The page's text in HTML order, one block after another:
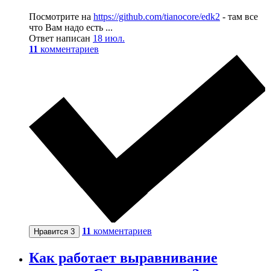
Посмотрите на https://github.com/tianocore/edk2 - там все
что Вам надо есть ...
Ответ написан 18 июл.
11 комментариев
Нравится 3 11 комментариев
Как работает выравнивание